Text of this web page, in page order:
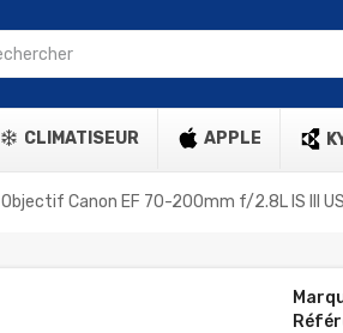
CLIMATISEUR APPLE
Objectif Canon EF 70-200mm f/2.8L IS III